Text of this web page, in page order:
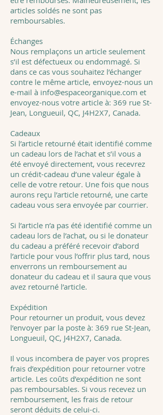
articles soldés ne sont pas
remboursables.
Échanges
Nous remplaçons un article seulement
s’il est défectueux ou endommagé. Si
dans ce cas vous souhaitez l’échanger
contre le même article, envoyez-nous un
e-mail à info@espaceorganique.com et
envoyez-nous votre article à: 369 rue St-
Jean, Longueuil, QC, J4H2X7, Canada.
Cadeaux
Si l’article retourné était identifié comme
un cadeau lors de l’achat et s’il vous a
été envoyé directement, vous recevrez
un crédit-cadeau d’une valeur égale à
celle de votre retour. Une fois que nous
aurons reçu l’article retourné, une carte
cadeau vous sera envoyée par courrier.
Si l’article n’a pas été identifié comme un
cadeau lors de l’achat, ou si le donateur
du cadeau a préféré recevoir d’abord
l’article pour vous l’offrir plus tard, nous
enverrons un remboursement au
donateur du cadeau et il saura que vous
avez retourné l’article.
Expédition
Pour retourner un produit, vous devez
l’envoyer par la poste à: 369 rue St-Jean,
Longueuil, QC, J4H2X7, Canada.
Il vous incombera de payer vos propres
frais d’expédition pour retourner votre
article. Les coûts d’expédition ne sont
pas remboursables. Si vous recevez un
remboursement, les frais de retour
seront déduits de celui-ci.